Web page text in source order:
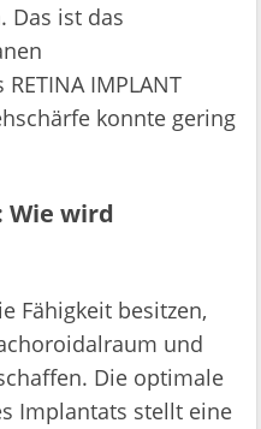
Das ist das
IMPLANT
konnte gering
wird
Fähigkeit besitzen,
und
Die optimale
Implantats stellt eine